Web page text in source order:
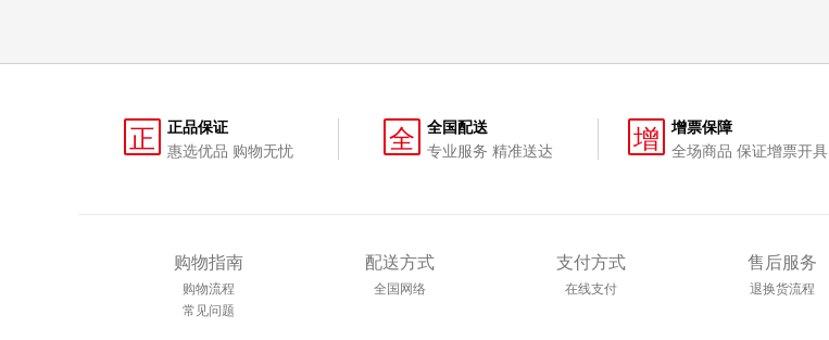
正
正品保证
惠选优品 购物无忧
全
全国配送
专业服务 精准送达
增
增票保障
全场商品 保证增票开具
购物指南
购物流程
常见问题
配送方式
全国网络
支付方式
在线支付
售后服务
退换货流程